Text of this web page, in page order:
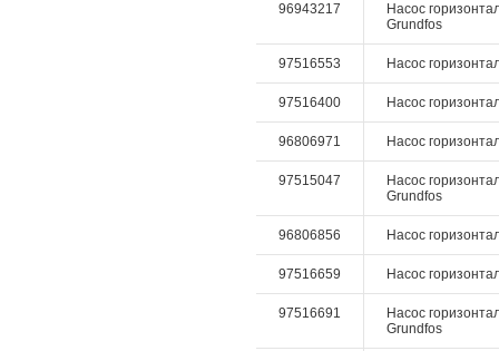
96943217
Насос
Grundfos
97516553 Насос
97516400 Насос
96806971 Насос
97515047
Насос
Grundfos
96806856 Насос
97516659 Насос
97516691
Насос
Grundfos